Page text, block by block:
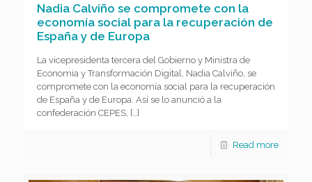
Nadia Calviño se compromete con la
economía social para la recuperación de
España y de Europa
La vicepresidenta tercera del Gobierno y Ministra de
Economía y Transformación Digital, Nadia Calviño, se
compromete con la economía social para la recuperación
de España y de Europa. Así se lo anunció a la
confederación CEPES, […]
Read more